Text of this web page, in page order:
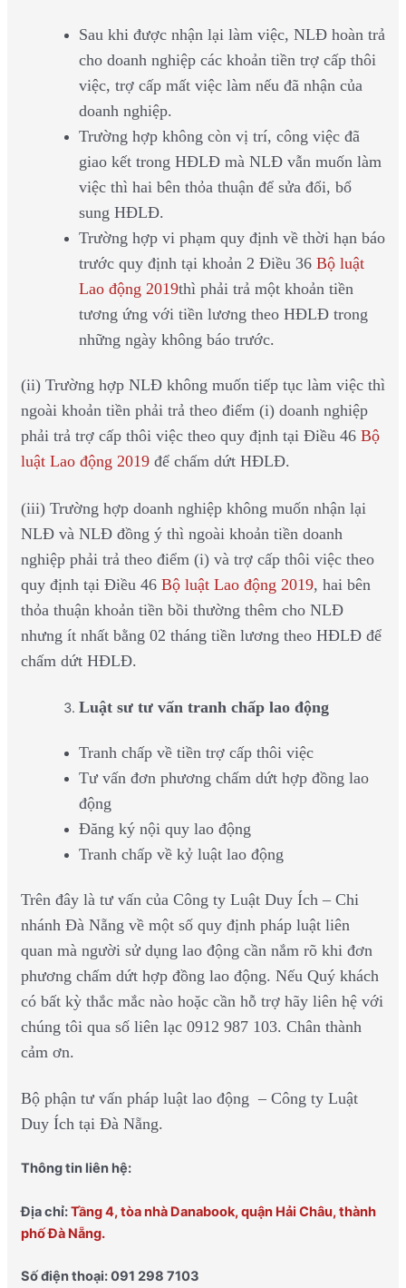
Sau khi được nhận lại làm việc, NLĐ hoàn trả
cho doanh nghiệp các khoản tiền trợ cấp thôi
việc, trợ cấp mất việc làm nếu đã nhận của
doanh nghiệp.
Trường hợp không còn vị trí, công việc đã
giao kết trong HĐLĐ mà NLĐ vẫn muốn làm
việc thì hai bên thỏa thuận để sửa đổi, bổ
sung HĐLĐ.
Trường hợp vi phạm quy định về thời hạn báo
trước quy định tại khoản 2 Điều 36 Bộ luật
Lao động 2019thì phải trả một khoản tiền
tương ứng với tiền lương theo HĐLĐ trong
những ngày không báo trước.
(ii) Trường hợp NLĐ không muốn tiếp tục làm việc thì
ngoài khoản tiền phải trả theo điểm (i) doanh nghiệp
phải trả trợ cấp thôi việc theo quy định tại Điều 46 Bộ
luật Lao động 2019để chấm dứt HĐLĐ.
(iii) Trường hợp doanh nghiệp không muốn nhận lại
NLĐ và NLĐ đồng ý thì ngoài khoản tiền doanh
nghiệp phải trả theo điểm (i) và trợ cấp thôi việc theo
quy định tại Điều 46 Bộ luật Lao động 2019, hai bên
thỏa thuận khoản tiền bồi thường thêm cho NLĐ
nhưng ít nhất bằng 02 tháng tiền lương theo HĐLĐ để
chấm dứt HĐLĐ.
Luật sư tư vấn tranh chấp lao động
Tranh chấp về tiền trợ cấp thôi việc
Tư vấn đơn phương chấm dứt hợp đồng lao
động
Đăng ký nội quy lao động
Tranh chấp về kỷ luật lao động
Trên đây là tư vấn của Công ty Luật Duy Ích – Chi
nhánh Đà Nẵng về một số quy định pháp luật liên
quan mà người sử dụng lao động cần nắm rõ khi đơn
phương chấm dứt hợp đồng lao động. Nếu Quý khách
có bất kỳ thắc mắc nào hoặc cần hỗ trợ hãy liên hệ với
chúng tôi qua số liên lạc 0912 987 103. Chân thành
cảm ơn.
Bộ phận tư vấn pháp luật lao động – Công ty Luật
Duy Ích tại Đà Nẵng.
Thông tin liên hệ:
Địa chỉ:Tầng 4, tòa nhà Danabook, quận Hải Châu, thành
phố Đà Nẵng.
Số điện thoại: 091 298 7103